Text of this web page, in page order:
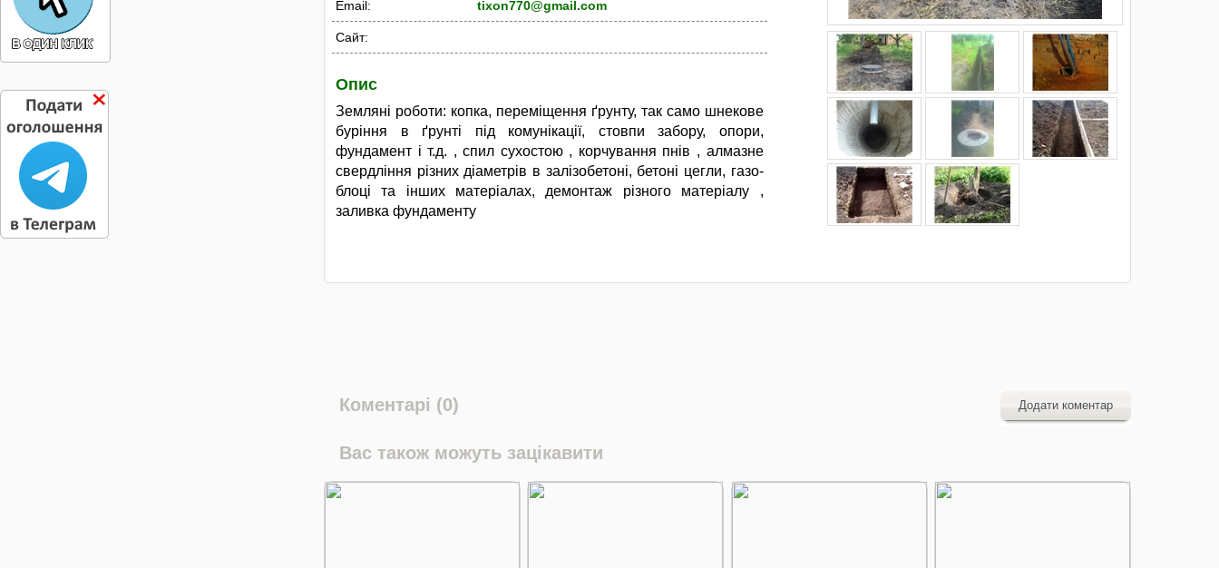
Email: tixon770@gmail.com
Сайт:
Опис
Земляні роботи: копка, переміщення ґрунту, так само шнекове
буріння в ґрунті під комунікації, стовпи забору, опори,
фундамент і т.д. , спил сухостою , корчування пнів , алмазне
свердління різних діаметрів в залізобетоні, бетоні цегли, газо-
блоці та інших матеріалах, демонтаж різного матеріалу ,
заливка фундаменту
Коментарі (0) Додати коментар
Вас також можуть зацікавити